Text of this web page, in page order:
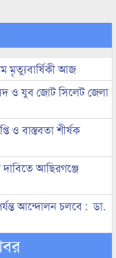
মৃত্যুবার্ষিকী আজ
ও যুব জোট সিলেট জেলা
ও বাস্তবতা শীর্ষক
আছিরগঞ্জে
আন্দোলন চলবে : ডা.